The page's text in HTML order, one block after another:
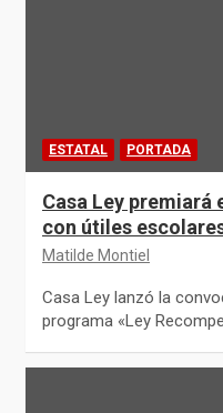
ESTATAL PORTADA
Casa Ley
con útiles
Matilde Montiel
Casa Ley lanzó la
programa «Ley